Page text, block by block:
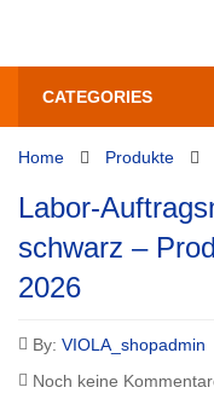
CATEGORIES
Home Produkte
Labor-
schwarz –
2026
By: VIOLA_shopadmin
Noch keine